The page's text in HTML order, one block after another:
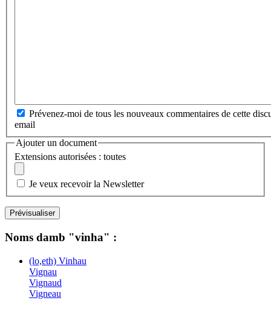
Prévenez-moi de tous les nouveaux commentaires de cette
email
Ajouter un document
Extensions autorisées : toutes
Je veux recevoir la Newsletter
Noms damb "vinha" :
(lo,eth) Vinhau
Vignau
Vignaud
Vigneau